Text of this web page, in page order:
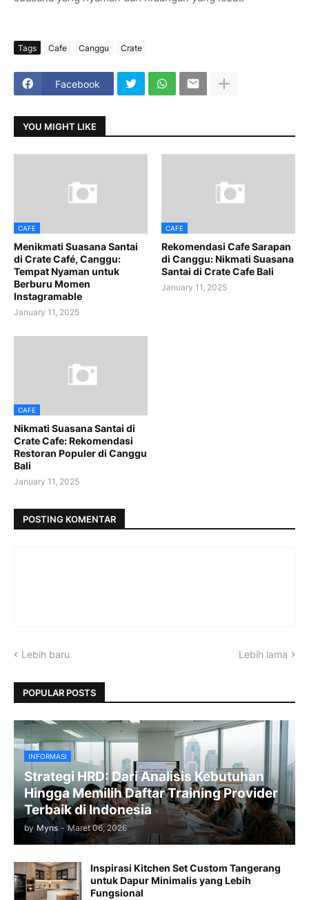
Tags Cafe Canggu Crate
Facebook
YOU MIGHT LIKE
CAFE
Menikmati Suasana Santai
di Crate Café, Canggu:
Tempat Nyaman untuk
Berburu Momen
Instagramable
January 11, 2025
CAFE
Rekomendasi Cafe Sarapan
di Canggu: Nikmati Suasana
Santai di Crate Cafe Bali
January 11, 2025
CAFE
Nikmati Suasana Santai di
Crate Cafe: Rekomendasi
Restoran Populer di Canggu
Bali
January 11, 2025
POSTING KOMENTAR
Lebih baru Lebih lama
POPULAR POSTS
INFORMASI
Strategi HRD: Dari Analisis Kebutuhan
Hingga Memilih Daftar Training Provider
Terbaik di Indonesia
by Myns - Maret 06, 2026
Inspirasi Kitchen Set Custom Tangerang
untuk Dapur Minimalis yang Lebih
Fungsional